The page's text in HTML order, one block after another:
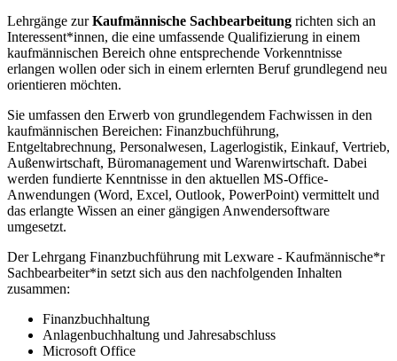
Lehrgänge zurKaufmännische Sachbearbeitung richten sich an
Interessent*innen, die eine umfassende Qualifizierung in einem
kaufmännischen Bereich ohne entsprechende Vorkenntnisse
erlangen wollen oder sich in einem erlernten Beruf grundlegend neu
orientieren möchten.
Sie umfassen den Erwerb von grundlegendem Fachwissen in den
kaufmännischen Bereichen: Finanzbuchführung,
Entgeltabrechnung, Personalwesen, Lagerlogistik, Einkauf, Vertrieb,
Außenwirtschaft, Büromanagement und Warenwirtschaft. Dabei
werden fundierte Kenntnisse in den aktuellen MS-Office-
Anwendungen (Word, Excel, Outlook, PowerPoint) vermittelt und
das erlangte Wissen an einer gängigen Anwendersoftware
umgesetzt.
Der Lehrgang Finanzbuchführung mit Lexware - Kaufmännische*r
Sachbearbeiter*in setzt sich aus den nachfolgenden Inhalten
zusammen:
Finanzbuchhaltung
Anlagenbuchhaltung und Jahresabschluss
Microsoft Office